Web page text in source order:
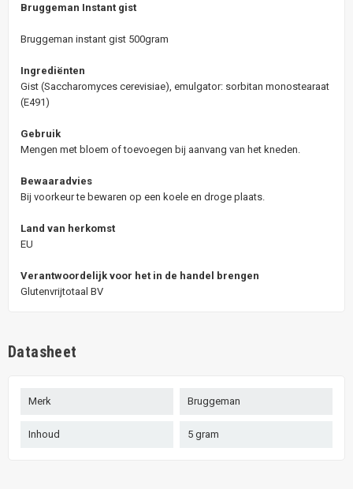
Bruggeman Instant gist
Bruggeman instant gist 500gram
Ingrediënten
Gist (Saccharomyces cerevisiae), emulgator: sorbitan monostearaat
(E491)
Gebruik
Mengen met bloem of toevoegen bij aanvang van het kneden.
Bewaaradvies
Bij voorkeur te bewaren op een koele en droge plaats.
Land van herkomst
EU
Verantwoordelijk voor het in de handel brengen
Glutenvrijtotaal BV
Datasheet
Merk Bruggeman
Inhoud 5 gram